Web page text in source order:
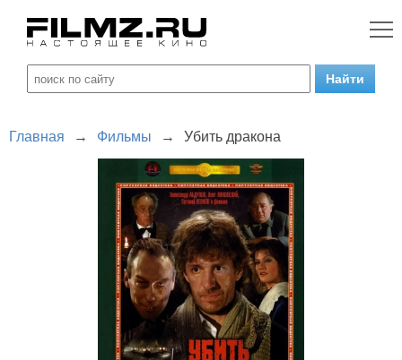
Главная → Фильмы → Убить дракона